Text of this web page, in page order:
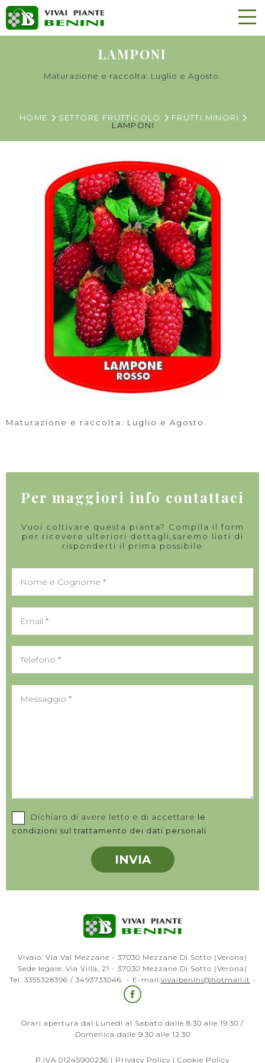
LAMPONI
Maturazione e raccolta: Luglio e Agosto.
HOME SETTORE FRUTTICOLO
FRUTTI MINORI
LAMPONI
Maturazione e raccolta: Luglio e Agosto.
Per maggiori info contattaci
Vuoi coltivare questa pianta? Compila il form
per ricevere ulteriori dettagli,saremo lieti di
risponderti il prima possibile
Dichiaro di avere letto e di accettare le
condizioni sul trattamento dei dati personali
Vivaio: Via Val Mezzane - 37030 Mezzane Di Sotto (Verona)
Sede legale: Via Villa, 21 - 37030 Mezzane Di Sotto (Verona)
Tel. 3355328396 / 3493733046 - E-mail:vivaibenini@hotmail.it -
Orari apertura dal Lunedì al Sabato dalle 8.30 alle 19.30 /
Domenica dalle 9.30 alle 12.30
P.IVA 01245900236 | Privacy Policy | Cookie Policy